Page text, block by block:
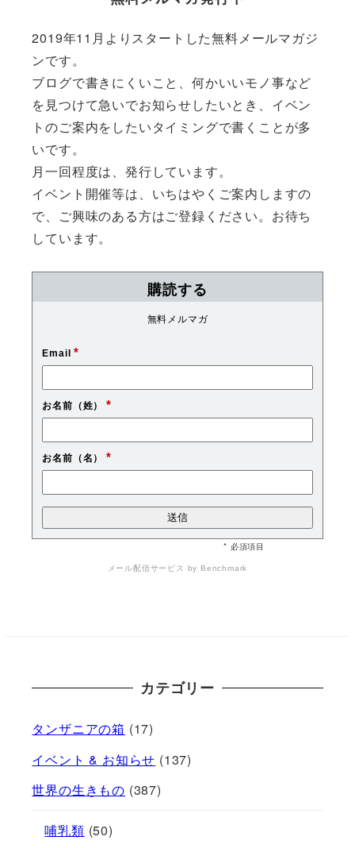
2019年11月よりスタートした無料メールマガジ
ンです。
ブログで書きにくいこと、何かいいモノ事など
を見つけて急いでお知らせしたいとき、イベン
トのご案内をしたいタイミングで書くことが多
いです。
月一回程度は、発行しています。
イベント開催等は、いちはやくご案内しますの
で、ご興味のある方はご登録ください。お待ち
しています。
購読する
無料メルマガ
Email*
お名前（姓） *
お名前（名） *
* 必須項目
メール配信サービス by Benchmark
カテゴリー
タンザニアの箱 (17)
イベント & お知らせ (137)
世界の生きもの (387)
哺乳類 (50)